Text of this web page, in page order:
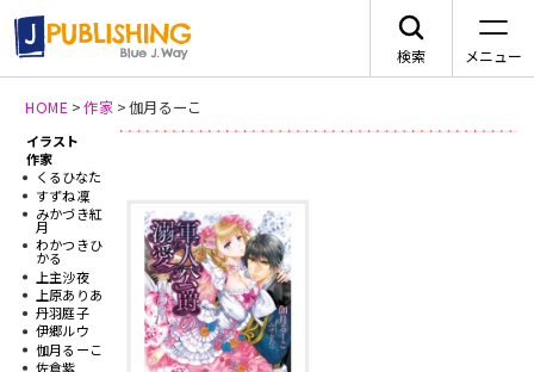
検索 メニュー
レーベルから探す
arca comics
ジャンルから探す
HOME >作家 >伽月るーこ
イラスト
作家
くるひなた
すずね凜
みかづき紅
月
わかつきひ
かる
上主沙夜
上原ありあ
丹羽庭子
伊郷ルウ
伽月るーこ
佐倉紫